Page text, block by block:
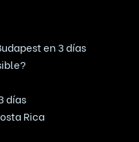
en 3 días
días
Rica